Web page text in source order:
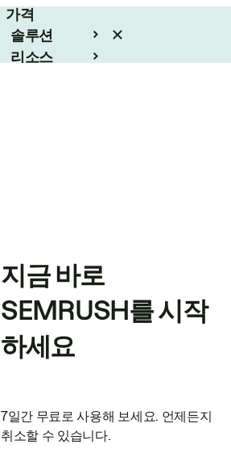
가격
솔루션
리소스
지금 바로
SEMRUSH를 시작
하세요
7일간 무료로 사용해 보세요. 언제든지
취소할 수 있습니다.